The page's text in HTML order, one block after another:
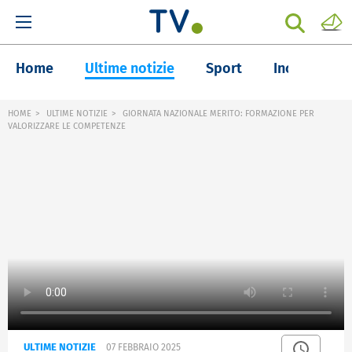
Home Ultime notizie Sport Inchieste
HOME ULTIME NOTIZIE
GIORNATA NAZIONALE MERITO: FORMAZIONE PER
VALORIZZARE LE COMPETENZE
ULTIME NOTIZIE 07 FEBBRAIO 2025